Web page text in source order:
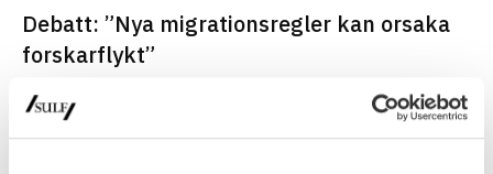
Debatt: ”Nya migrations­regler kan orsaka
forskar­flykt”
anpassat till doktoranders och forskares situation. Vi riskerar en
flykt av högkvalificerade…